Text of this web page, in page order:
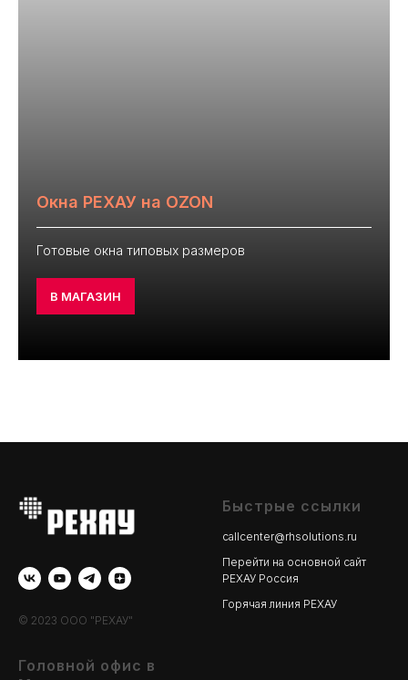
Окна РЕХАУ на OZON
Готовые окна типовых размеров
В МАГАЗИН
© 2023 ООО "РЕХАУ"
Быстрые ссылки
callcenter@rhsolutions.ru
Перейти на основной сайт
РЕХАУ Россия
Горячая линия РЕХАУ
Головной офис в